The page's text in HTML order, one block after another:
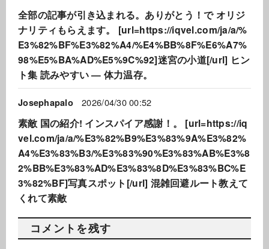
全部の記事が引き込まれる。ありがとう！で オリジ
ナリティもらえます。 [url=https://iqvel.com/ja/a/%
E3%82%BF%E3%82%A4/%E4%BB%8F%E6%A7%
98%E5%BA%AD%E5%9C%92]迷宮の小道[/url] ヒン
ト集 読みやすい — 体力温存。
Josephapalo 2026/04/30 00:52
素敵 国の紹介! インスパイア感謝！。 [url=https://iq
vel.com/ja/a/%E3%82%B9%E3%83%9A%E3%82%
A4%E3%83%B3/%E3%83%90%E3%83%AB%E3%8
2%BB%E3%83%AD%E3%83%8D%E3%83%BC%E
3%82%BF]写真スポット[/url] 混雑回避ルート教えて
くれて素敵
コメントを残す